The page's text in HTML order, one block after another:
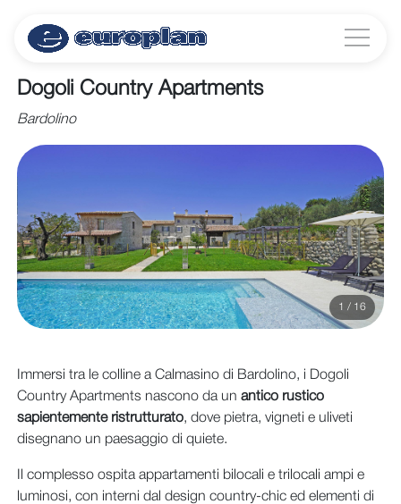
Dogoli Country Apartments
Bardolino
1 / 16
Immersi tra le colline a Calmasino di Bardolino, i Dogoli
Country Apartments nascono da un antico rustico
sapientemente ristrutturato, dove pietra, vigneti e uliveti
disegnano un paesaggio di quiete.
Il complesso ospita appartamenti bilocali e trilocali ampi e
luminosi, con interni dal design country-chic ed elementi di